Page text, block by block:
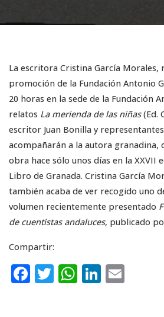
La escritora Cristina García Morales,
promoción de la Fundación Antonio
20 horas en la sede de la Fundación
relatos La merienda de las niñas(Ed.
escritor Juan Bonilla y
acompañarán a la autora granadina,
obra hace sólo unos días en la XXVII
Libro de Granada. Cristina García
también acaba de ver recogido uno
volumen recientemente presentado
de cuentistas andaluces, publicado
Compartir:
F T W Li